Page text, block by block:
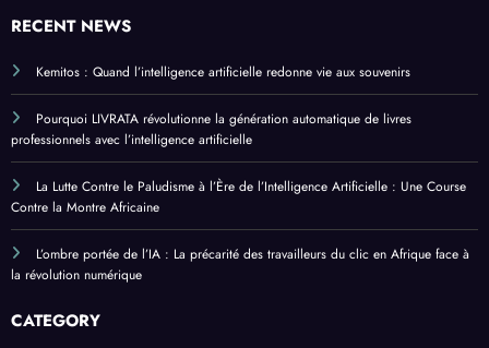
RECENT NEWS
Kemitos : Quand l’intelligence artificielle redonne vie aux souvenirs
Pourquoi LIVRATA révolutionne la génération automatique de livres
professionnels avec l’intelligence artificielle
La Lutte Contre le Paludisme à l’Ère de l’Intelligence Artificielle : Une Course
L’ombre portée de l’IA : La précarité des travailleurs du clic en Afrique face à
la révolution numérique
CATEGORY